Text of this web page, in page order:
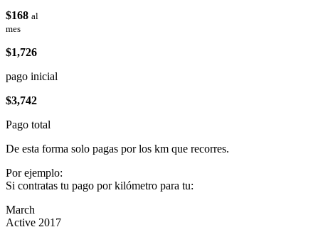
$168 al
mes
$1,726
pago inicial
$3,742
Pago total
De esta forma solo pagas por los km que recorres.
Por ejemplo:
Si contratas tu pago por kilómetro para tu:
March
Active 2017